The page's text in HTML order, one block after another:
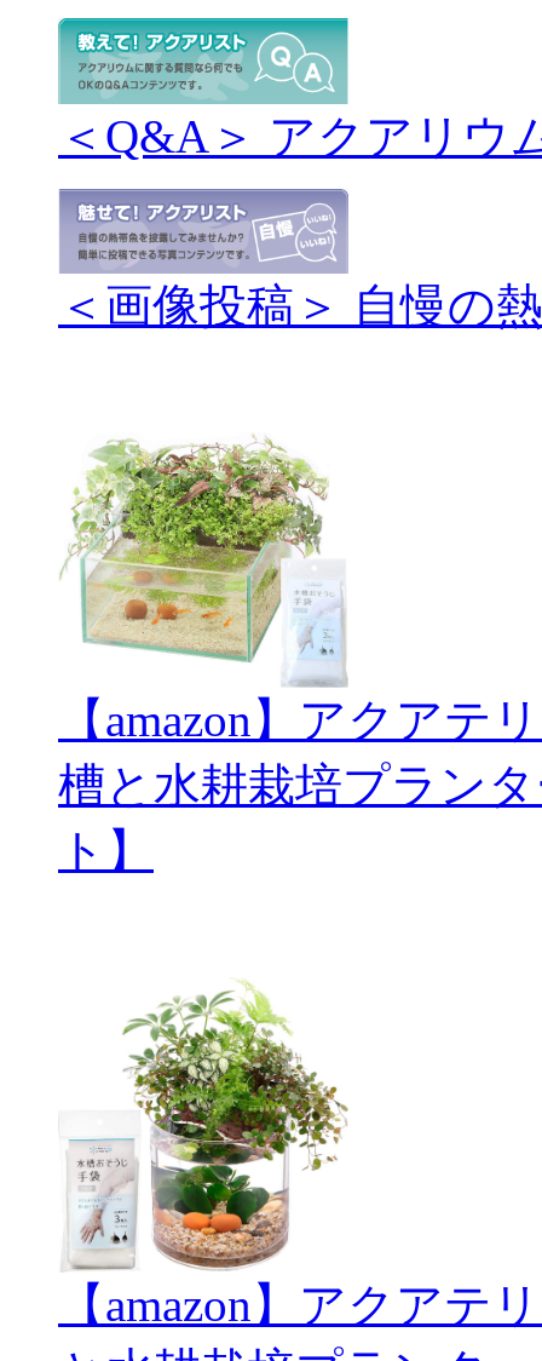
＜Q&A＞ アクアリウ
＜画像投稿＞ 自慢の
【amazon】アクアテ
槽と水耕栽培プラン
ト】
【amazon】アクアテ